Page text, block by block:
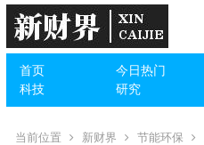
首页 今日热门
科技
研究
当前位置 新财界 节能环保